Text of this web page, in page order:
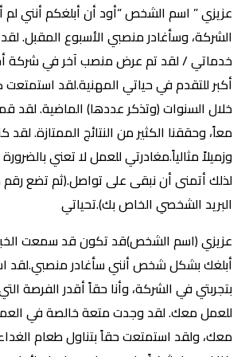
عزيزي ” اسم الشخص “أود أن أبلغكم أنني
الشركة، وسأغادر منصبي الأسبوع المقبل.
خدماتي / لقد تم عرض منصب آخر في شركة
أكبر للتقدم في حياتي المهنية.لقد
خلال السنوات (وتذكر عددها) الماضية. لقد
معاً، وحققنا الكثير من النتائج الممتازة. لقد
وزميلاً مثالياً.مغادرتي للعمل لا تعني بالضرورة
لذلك أتمنى أن نبقى على تواصل.(ثم تضع
البريد الشخصي الخاص بك).تحياتي
عزيزي (اسم الشخص)قد تكون قد سمعت
أبلغك بشكل شخص أنني سأغادر منصبي.لقد
بتجربتي في الشركة، وأنا حقاً أقدر الفرصة
للعمل معك. لقد وجدت متعة خالصة في
معك، ولقد استمتعت حقاً بتناول طعام